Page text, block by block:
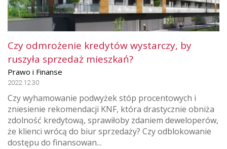
Czy odmrożenie kredytów wystarczy, by
ruszyła sprzedaż mieszkań?
Prawo i Finanse
2022.12.30
Czy wyhamowanie podwyżek stóp procentowych i
zniesienie rekomendacji KNF, która drastycznie obniża
zdolność kredytową, sprawiłoby zdaniem deweloperów,
że klienci wrócą do biur sprzedaży? Czy odblokowanie
dostępu do finansowan...